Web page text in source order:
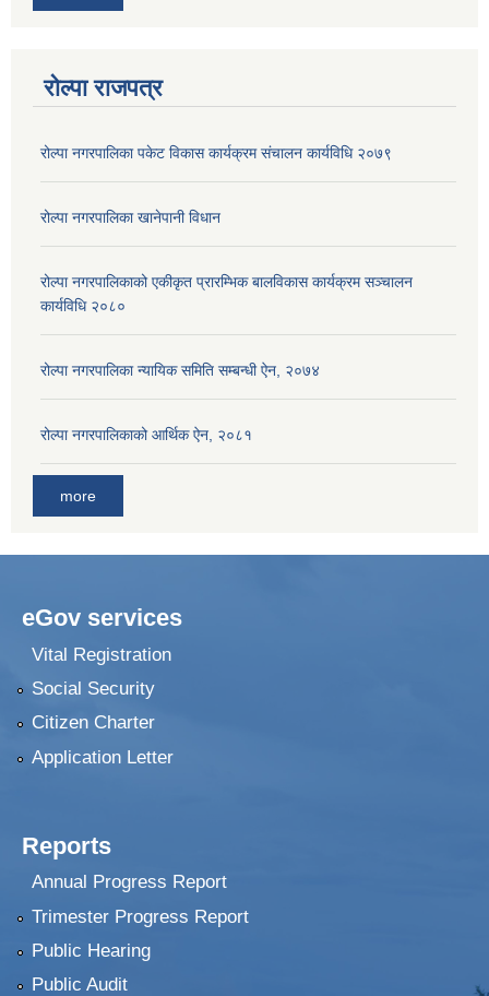
रोल्पा राजपत्र
रोल्पा नगरपालिका पकेट विकास कार्यक्रम संचालन कार्यविधि २०७९
रोल्पा नगरपालिका खानेपानी विधान
रोल्पा नगरपालिकाको एकीकृत प्रारम्भिक बालविकास कार्यक्रम सञ्चालन
कार्यविधि २०८०
रोल्पा नगरपालिका न्यायिक समिति सम्बन्धी ऐन, २०७४
रोल्पा नगरपालिकाको आर्थिक ऐन, २०८१
more
eGov services
Vital Registration
Social Security
Citizen Charter
Application Letter
Reports
Annual Progress Report
Trimester Progress Report
Public Hearing
Public Audit